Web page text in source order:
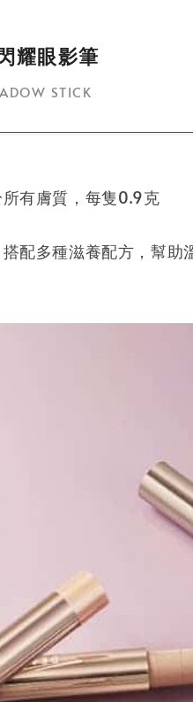
耀眼影筆
STICK
有膚質，每隻0.9克
配多種滋養配方，幫助